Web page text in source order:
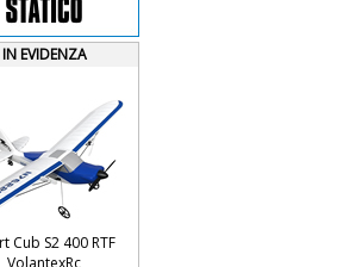
IN EVIDENZA
Cub S2 400 RTF
VolantexRc